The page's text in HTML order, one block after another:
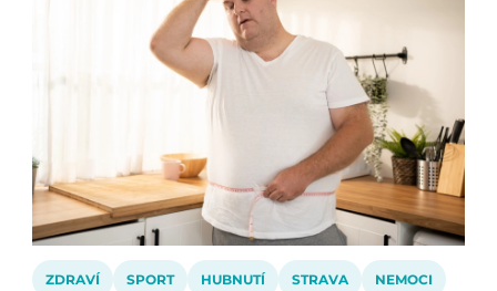
ZDRAVÍ SPORT HUBNUTÍ STRAVA NEMOCI